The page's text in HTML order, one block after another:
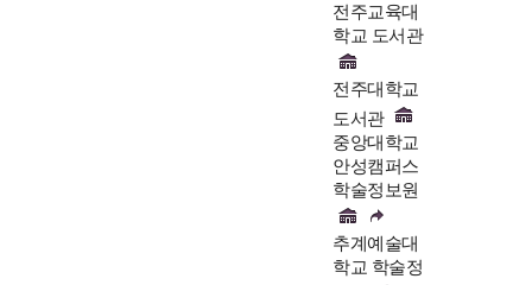
전주교육대
학교 도서관
전주대학교
도서관
중앙대학교
안성캠퍼스
학술정보원
추계예술대
학교 학술정